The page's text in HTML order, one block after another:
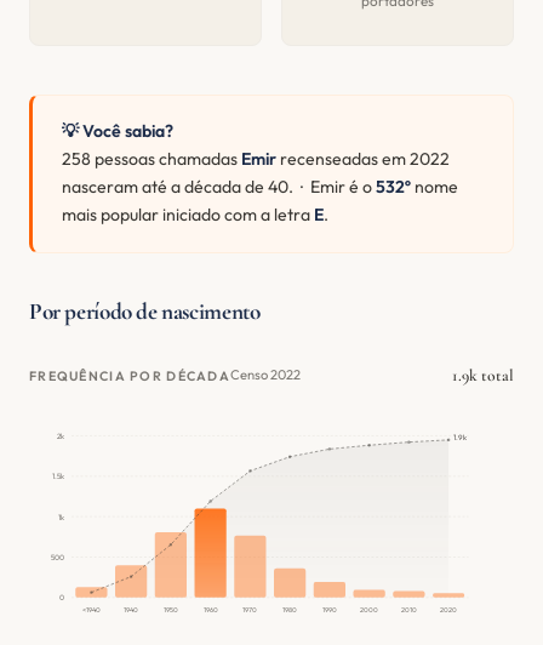
💡 Você sabia?
258 pessoas chamadas Emir recenseadas em 2022
nasceram até a década de 40. · Emir é o532º nome
mais popular iniciado com a letra E.
Por período de nascimento
FREQUÊNCIA POR DÉCADACenso 2022 1.9k total
0
500
1k
1.5k
2k
<1940 1940 1950 1960 1970 1980 1990 2000 2010 2020
1.9k